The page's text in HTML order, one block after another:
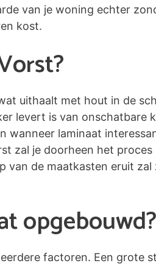
van je woning echter
kost.
uithaalt met hout in de
levert is van onschatbare
wanneer laminaat
zal je doorheen het
de maatkasten eruit
opgebouwd?
factoren. Een grote